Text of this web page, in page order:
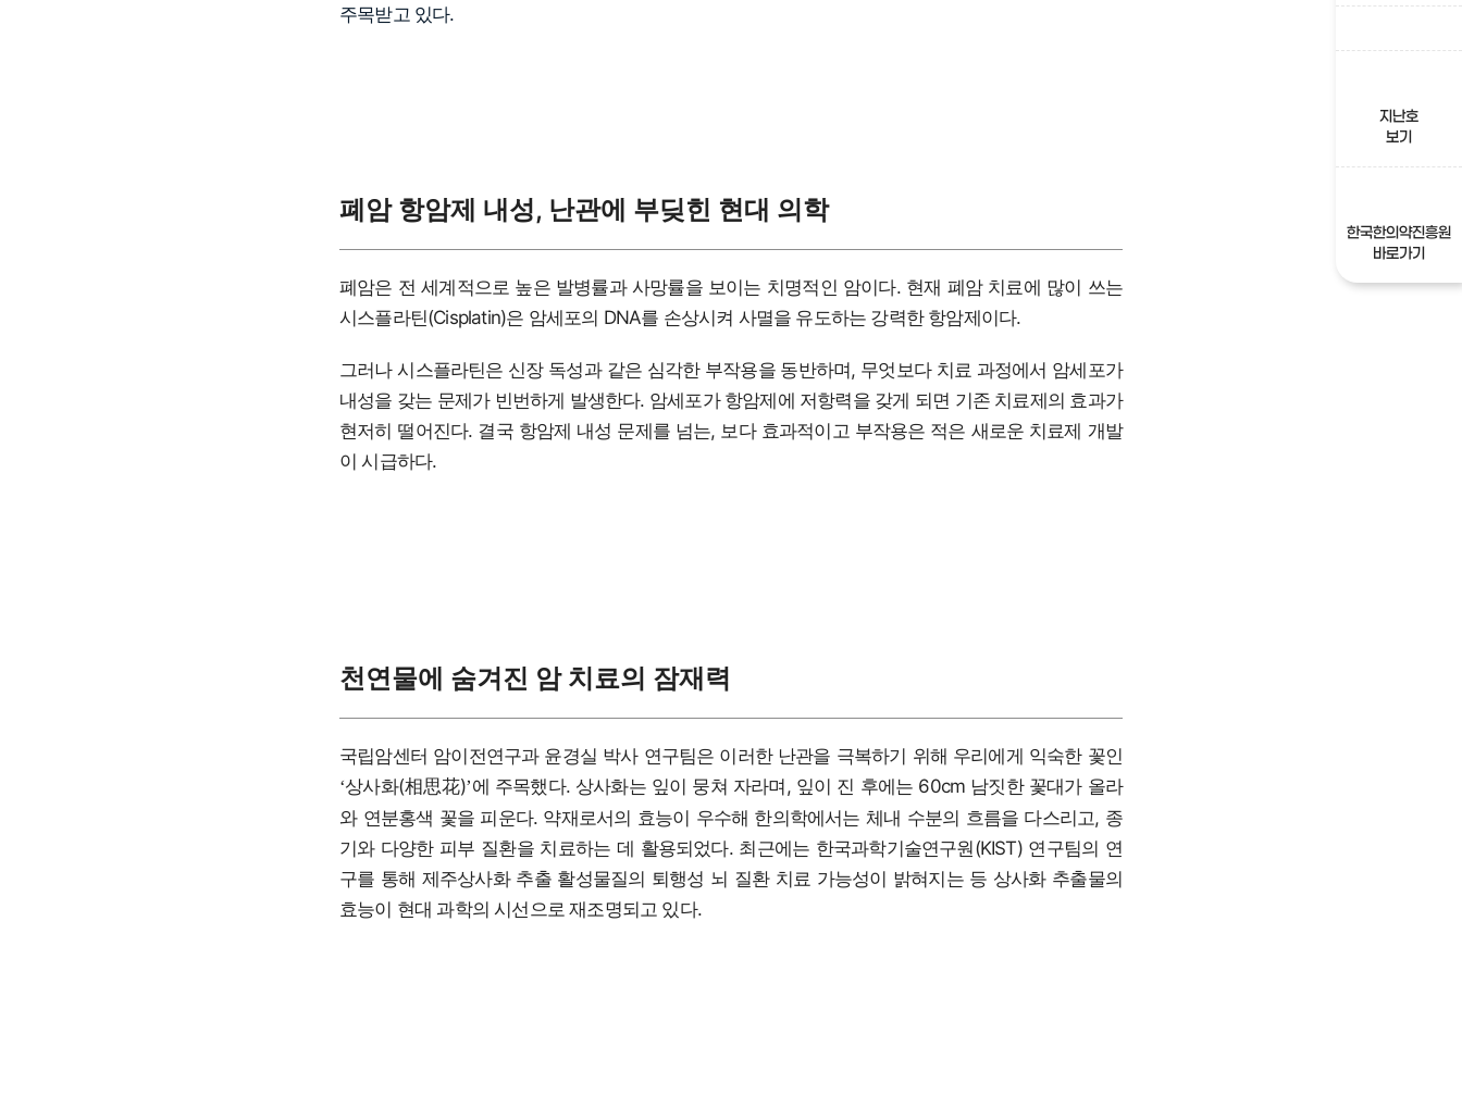
지난호
보기
한국한의약진흥원
바로가기
주목받고 있다.
폐암 항암제 내성, 난관에 부딪힌 현대 의학
폐암은 전 세계적으로 높은 발병률과 사망률을 보이는 치명적인 암이다. 현재 폐암 치료에 많이 쓰는
시스플라틴(Cisplatin)은 암세포의 DNA를 손상시켜 사멸을 유도하는 강력한 항암제이다.
그러나 시스플라틴은 신장 독성과 같은 심각한 부작용을 동반하며, 무엇보다 치료 과정에서 암세포가
내성을 갖는 문제가 빈번하게 발생한다. 암세포가 항암제에 저항력을 갖게 되면 기존 치료제의 효과가
현저히 떨어진다. 결국 항암제 내성 문제를 넘는, 보다 효과적이고 부작용은 적은 새로운 치료제 개발
이 시급하다.
천연물에 숨겨진 암 치료의 잠재력
국립암센터 암이전연구과 윤경실 박사 연구팀은 이러한 난관을 극복하기 위해 우리에게 익숙한 꽃인
‘상사화(相思花)’에 주목했다. 상사화는 잎이 뭉쳐 자라며, 잎이 진 후에는 60cm 남짓한 꽃대가 올라
와 연분홍색 꽃을 피운다. 약재로서의 효능이 우수해 한의학에서는 체내 수분의 흐름을 다스리고, 종
기와 다양한 피부 질환을 치료하는 데 활용되었다. 최근에는 한국과학기술연구원(KIST) 연구팀의 연
구를 통해 제주상사화 추출 활성물질의 퇴행성 뇌 질환 치료 가능성이 밝혀지는 등 상사화 추출물의
효능이 현대 과학의 시선으로 재조명되고 있다.